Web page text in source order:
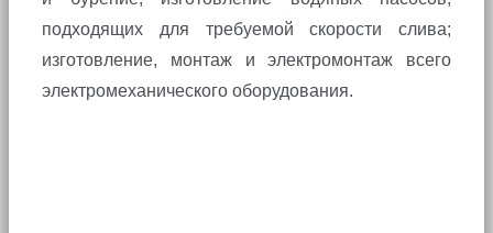
подходящих для требуемой скорости слива;
изготовление, монтаж и электромонтаж всего
электромеханического оборудования.